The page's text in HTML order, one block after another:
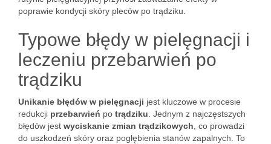
poprawie kondycji skóry pleców po trądziku.
Typowe błędy w pielęgnacji i
leczeniu przebarwień po
trądziku
Unikanie błędów w pielęgnacji jest kluczowe w procesie
redukcji przebarwień po trądziku . Jednym z najczęstszych
błędów jest wyciskanie zmian trądzikowych , co prowadzi
do uszkodzeń skóry oraz pogłębienia stanów zapalnych. To